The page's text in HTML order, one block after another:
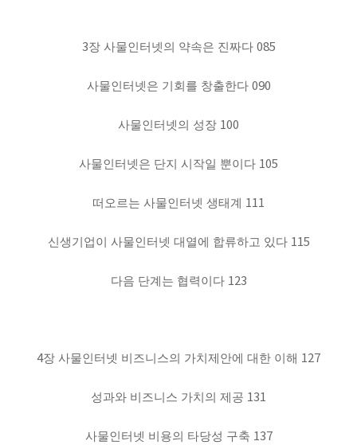
3장 사물인터넷의 약속은 진짜다 085
사물인터넷은 기회를 창출한다 090
사물인터넷의 성장 100
사물인터넷은 단지 시작일 뿐이다 105
떠오르는 사물인터넷 생태계 111
신생기업이 사물인터넷 대열에 합류하고 있다 115
다음 단계는 협력이다 123
4장 사물인터넷 비즈니스의 가치제안에 대한 이해 127
성과와 비즈니스 가치의 제공 131
사물인터넷 비용의 타당성 구축 137